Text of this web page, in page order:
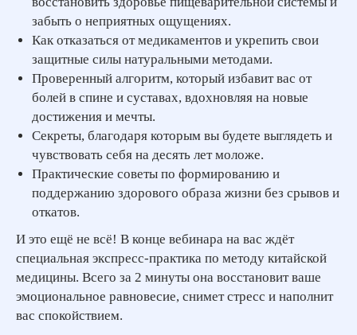
забыть о неприятных ощущениях.
Как отказаться от медикаментов и укрепить свои
защитные силы натуральными методами.
Проверенный алгоритм, который избавит вас от
болей в спине и суставах, вдохновляя на новые
достижения и мечты.
Секреты, благодаря которым вы будете выглядеть и
чувствовать себя на десять лет моложе.
Практические советы по формированию и
поддержанию здорового образа жизни без срывов и
откатов.
И это ещё не всё! В конце вебинара на вас ждёт
специальная экспресс-практика по методу китайской
медицины. Всего за 2 минуты она восстановит ваше
эмоциональное равновесие, снимет стресс и наполнит
вас спокойствием.